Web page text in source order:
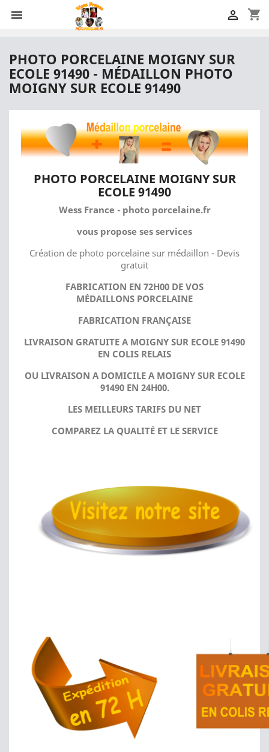
 shopping_cart

PHOTO PORCELAINE MOIGNY SUR
ECOLE 91490 - MÉDAILLON PHOTO
MOIGNY SUR ECOLE 91490
PHOTO PORCELAINE MOIGNY SUR
ECOLE 91490
Wess France - photo porcelaine.fr
vous propose ses services
Création de photo porcelaine sur médaillon - Devis
gratuit
FABRICATION EN 72H00 DE VOS
MÉDAILLONS PORCELAINE
FABRICATION FRANÇAISE
LIVRAISON GRATUITE A MOIGNY SUR ECOLE 91490
EN COLIS RELAIS
OU LIVRAISON A DOMICILE A MOIGNY SUR ECOLE
91490 EN 24H00.
LES MEILLEURS TARIFS DU NET
COMPAREZ LA QUALITÉ ET LE SERVICE